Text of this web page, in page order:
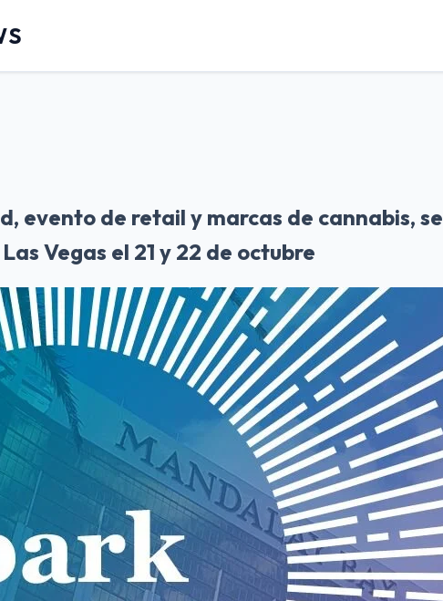
evento de retail y marcas de cannabis, se
Vegas el 21 y 22 de octubre